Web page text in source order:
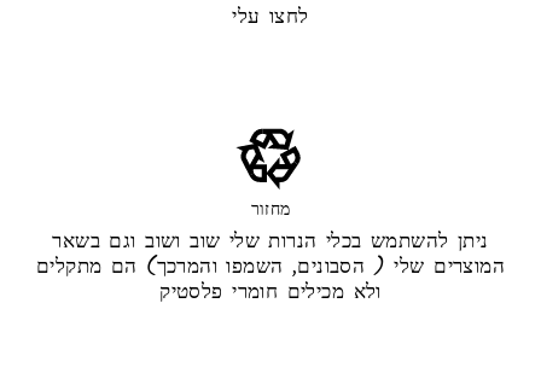
לחצו עלי
מחזור
ניתן להשתמש בכלי הנרות שלי שוב ושוב וגם בשאר
המוצרים שלי ( הסבונים, השמפו והמרכך) הם מתקלים
ולא מכילים חומרי פלסטיק